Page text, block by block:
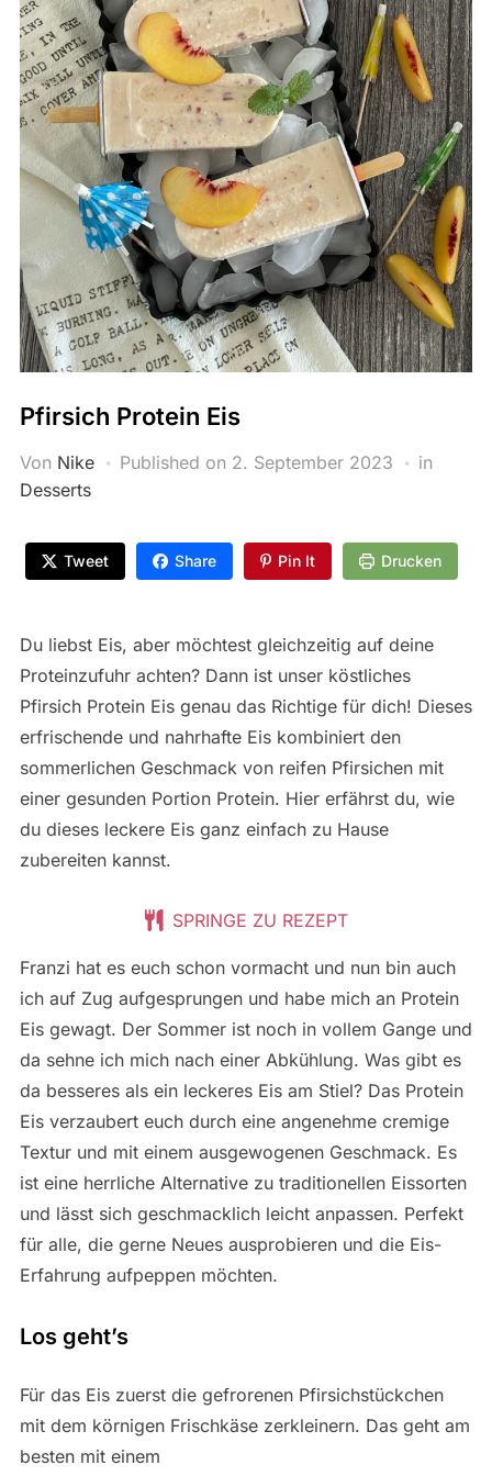
Pfirsich Protein Eis
Von Nike Published on 2. September 2023
in
Desserts
Tweet Share Pin It Drucken
Du liebst Eis, aber möchtest gleichzeitig auf deine
Proteinzufuhr achten? Dann ist unser köstliches
Pfirsich Protein Eis genau das Richtige für dich! Dieses
erfrischende und nahrhafte Eis kombiniert den
sommerlichen Geschmack von reifen Pfirsichen mit
einer gesunden Portion Protein. Hier erfährst du, wie
du dieses leckere Eis ganz einfach zu Hause
zubereiten kannst.
SPRINGE ZU REZEPT
Franzi hat es euch schon vormacht und nun bin auch
ich auf Zug aufgesprungen und habe mich an Protein
Eis gewagt. Der Sommer ist noch in vollem Gange und
da sehne ich mich nach einer Abkühlung. Was gibt es
da besseres als ein leckeres Eis am Stiel? Das Protein
Eis verzaubert euch durch eine angenehme cremige
Textur und mit einem ausgewogenen Geschmack. Es
ist eine herrliche Alternative zu traditionellen Eissorten
und lässt sich geschmacklich leicht anpassen. Perfekt
für alle, die gerne Neues ausprobieren und die Eis-
Erfahrung aufpeppen möchten.
Los geht’s
Für das Eis zuerst die gefrorenen Pfirsichstückchen
mit dem körnigen Frischkäse zerkleinern. Das geht am
besten mit einem